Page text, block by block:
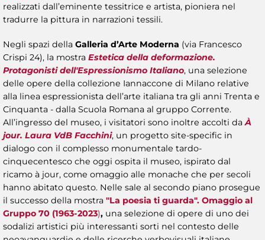
realizzati dall’eminente tessitrice e artista, pioniera nel
tradurre la pittura in narrazioni tessili.
Negli spazi della Galleria d’Arte Moderna (via Francesco
Crispi 24), la mostra Estetica della deformazione.
Protagonisti dell'Espressionismo Italiano, una selezione
delle opere della collezione Iannaccone di Milano relative
alla linea espressionista dell’arte italiana tra gli anni Trenta e
Cinquanta - dalla Scuola Romana al gruppo Corrente.
All’ingresso del museo, i visitatori sono inoltre accolti daÀ
jour. Laura VdB Facchini, un progetto site-specific in
dialogo con il complesso monumentale tardo-
cinquecentesco che oggi ospita il museo, ispirato dal
ricamo à jour, come omaggio alle monache che per secoli
hanno abitato questo. Nelle sale al secondo piano prosegue
il successo della mostra "La poesia ti guarda". Omaggio al
Gruppo 70 (1963-2023), una selezione di opere di uno dei
sodalizi artistici più interessanti sorti nel contesto delle